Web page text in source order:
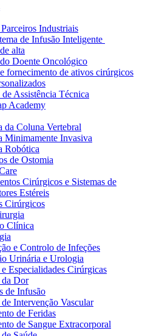
procura. Visite o catálogo de produtos
portfólio completo.
a inovação na tecnologia médica.
centro de inovação e apresente a sua
Industriais
de Infusão Inteligente
alta
Doente Oncológico
fornecimento de ativos cirúrgicos
Assistência Técnica
Academy
da Coluna Vertebral
Minimamente Invasiva
Robótica
de Ostomia
Cirúrgicos e Sistemas de
Estéreis
Cirúrgicos
Clínica
e Controlo de Infeções
Urinária e Urologia
e Especialidades Cirúrgicas
da Dor
de Infusão
Intervenção Vascular
de Feridas
de Sangue Extracorporal